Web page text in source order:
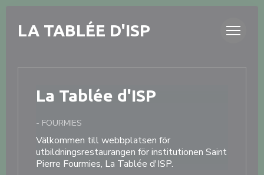
LA TABLÉE D'ISP
La Tablée d'ISP
- FOURMIES
Välkommen till webbplatsen för
utbildningsrestaurangen för institutionen Saint
Pierre Fourmies, La Tablée d'ISP.